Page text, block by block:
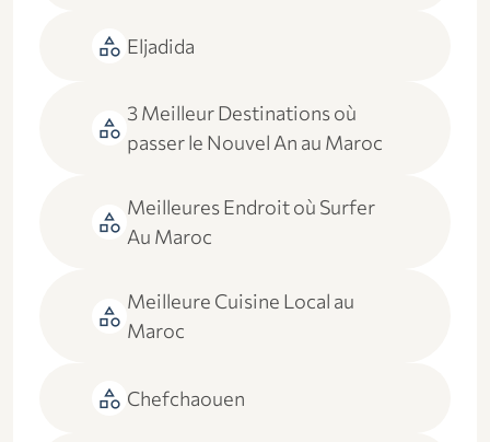
category Eljadida
category 3 Meilleur Destinations où
passer le Nouvel An au Maroc
category Meilleures Endroit où Surfer
Au Maroc
category Meilleure Cuisine Local au
Maroc
category Chefchaouen